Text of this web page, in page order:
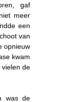
gaf
meer
een
van
opnieuw
kwam
vielen de
was de